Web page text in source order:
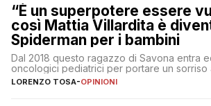
“È un superpotere essere
così Mattia Villardita è
Spiderman per i bambini
Dal 2018 questo ragazzo di Savona entra
oncologici pediatrici per portare un sorriso
LORENZO TOSA-OPINIONI